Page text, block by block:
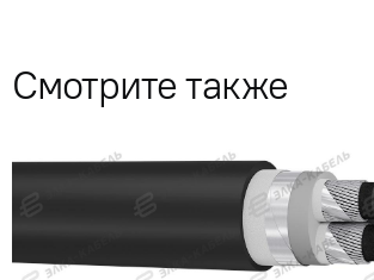
Смотрите также